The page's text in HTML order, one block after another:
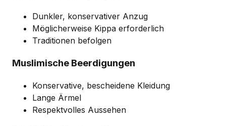
Dunkler, konservativer Anzug
Möglicherweise Kippa erforderlich
Traditionen befolgen
Muslimische Beerdigungen
Konservative, bescheidene Kleidung
Lange Ärmel
Respektvolles Aussehen